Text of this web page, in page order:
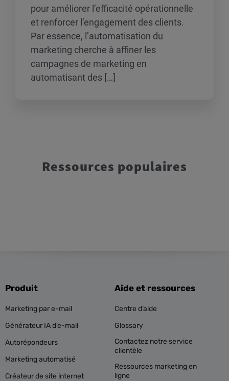
pour améliorer l’efficacité opérationnelle
et renforcer l’engagement des clients.
Par essence, l’automatisation du
marketing cherche à affiner les
campagnes de marketing en
automatisant des […]
Ressources populaires
Produit
Marketing par e-mail
Générateur IA d’e-mail
Autorépondeurs
Marketing automatisé
Créateur de site internet
Aide et ressources
Centre d’aide
Glossary
Contactez notre service
clientèle
Ressources marketing en
ligne